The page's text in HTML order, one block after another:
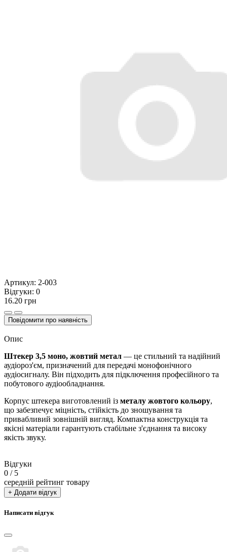
Артикул: 2-003
Відгуки: 0
16.20 грн
Повідомити про наявність
Опис
Штекер 3,5 моно, жовтий метал — це стильний та надійний
аудіороз'єм, призначений для передачі монофонічного
аудіосигналу. Він підходить для підключення професійного та
побутового аудіообладнання.
Корпус штекера виготовлений із металу жовтого кольору,
що забезпечує міцність, стійкість до зношування та
привабливий зовнішній вигляд. Компактна конструкція та
якісні матеріали гарантують стабільне з'єднання та високу
якість звуку.
Відгуки
0 / 5
середній рейтинг товару
+ Додати відгук
Написати відгук